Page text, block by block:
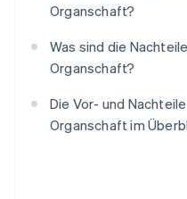
Organschaft?
Was sind die
Organschaft?
Die Vor- und
Organschaft im